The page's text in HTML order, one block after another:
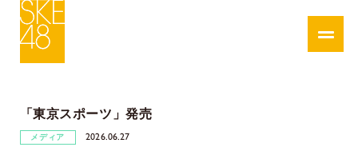
「東京スポーツ」発売
メディア 2026.06.27